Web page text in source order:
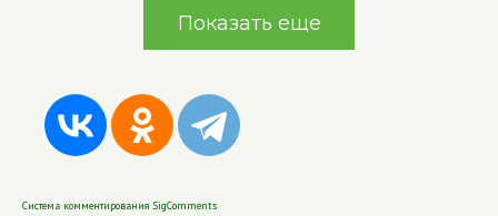
Показать еще
Система комментирования SigComments